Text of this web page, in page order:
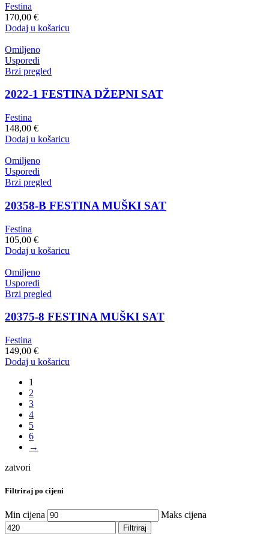
Festina
170,00 €
Dodaj u košaricu
Omiljeno
Usporedi
Brzi pregled
2022-1 FESTINA DŽEPNI SAT
Festina
148,00 €
Dodaj u košaricu
Omiljeno
Usporedi
Brzi pregled
20358-B FESTINA MUŠKI SAT
Festina
105,00 €
Dodaj u košaricu
Omiljeno
Usporedi
Brzi pregled
20375-8 FESTINA MUŠKI SAT
Festina
149,00 €
Dodaj u košaricu
1
2
3
4
5
6
→
zatvori
Filtriraj po cijeni
Min cijena Maks cijena
Filtriraj